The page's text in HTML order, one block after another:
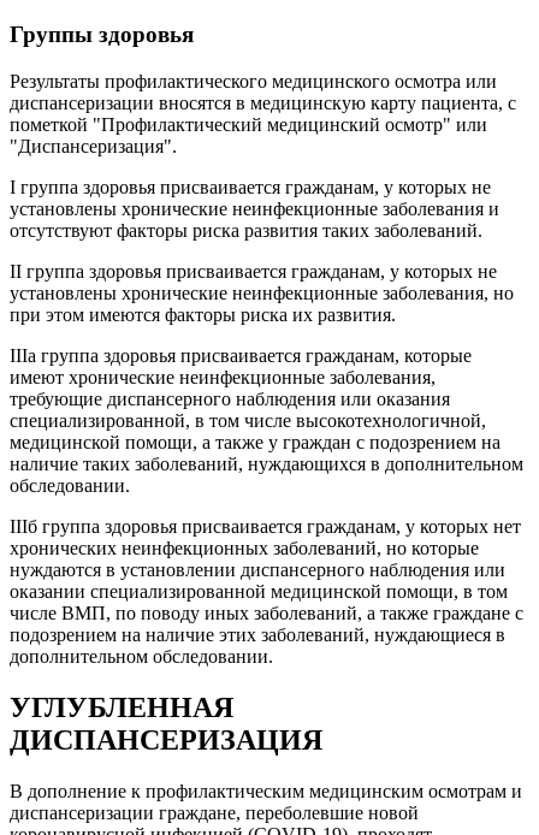
Группы здоровья
Результаты профилактического медицинского осмотра или
диспансеризации вносятся в медицинскую карту пациента, с
пометкой "Профилактический медицинский осмотр" или
"Диспансеризация".
I группа здоровья присваивается гражданам, у которых не
установлены хронические неинфекционные заболевания и
отсутствуют факторы риска развития таких заболеваний.
II группа здоровья присваивается гражданам, у которых не
установлены хронические неинфекционные заболевания, но
при этом имеются факторы риска их развития.
IIIа группа здоровья присваивается гражданам, которые
имеют хронические неинфекционные заболевания,
требующие диспансерного наблюдения или оказания
специализированной, в том числе высокотехнологичной,
медицинской помощи, а также у граждан с подозрением на
наличие таких заболеваний, нуждающихся в дополнительном
обследовании.
IIIб группа здоровья присваивается гражданам, у которых нет
хронических неинфекционных заболеваний, но которые
нуждаются в установлении диспансерного наблюдения или
оказании специализированной медицинской помощи, в том
числе ВМП, по поводу иных заболеваний, а также граждане с
подозрением на наличие этих заболеваний, нуждающиеся в
дополнительном обследовании.
УГЛУБЛЕННАЯ
ДИСПАНСЕРИЗАЦИЯ
В дополнение к профилактическим медицинским осмотрам и
диспансеризации граждане, переболевшие новой